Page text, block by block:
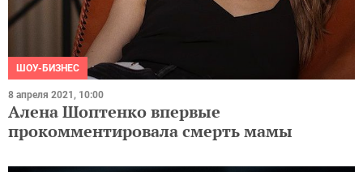
ШОУ-БИЗНЕС
8 апреля 2021, 10:00
Алена Шоптенко впервые
прокомментировала смерть мамы